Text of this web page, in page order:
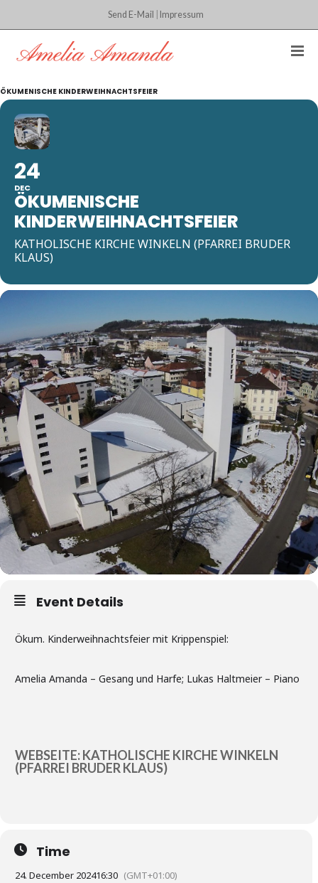
Send E-Mail Impressum
ÖKUMENISCHE KINDERWEIHNACHTSFEIER
24
DEC
ÖKUMENISCHE
KINDERWEIHNACHTSFEIER
KATHOLISCHE KIRCHE WINKELN (PFARREI BRUDER
KLAUS)
Event Details
Ökum. Kinderweihnachtsfeier mit Krippenspiel:
Amelia Amanda – Gesang und Harfe; Lukas Haltmeier – Piano
WEBSEITE: KATHOLISCHE KIRCHE WINKELN
(PFARREI BRUDER KLAUS)
Time
24. December 202416:30 (GMT+01:00)